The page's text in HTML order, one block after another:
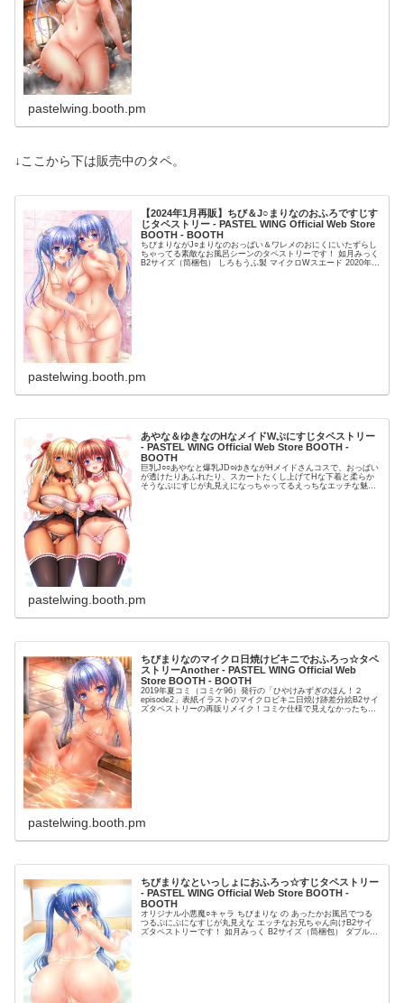
pastelwing.booth.pm
↓ここから下は販売中のタペ。
【2024年1月再販】ちび＆J○まりなのおふろですじす
じタペストリー - PASTEL WING Official Web Store
BOOTH - BOOTH
ちびまりながJ○まりなのおっぱい＆ワレメのおにくにいたずらし
ちゃってる素敵なお風呂シーンのタペストリーです！ 如月みっく
B2サイズ（筒梱包） しろもうふ製 マイクロWスエード 2020年
pastelwing.booth.pm
あやな＆ゆきなのHなメイドWぷにすじタペストリー
- PASTEL WING Official Web Store BOOTH -
BOOTH
巨乳J○○あやなと爆乳JD○ゆきながHメイドさんコスで、おっぱい
が透けたりあふれたり、スカートたくし上げてHな下着と柔らか
そうなぷにすじが丸見えになっちゃってるえっちなエッチな魅惑
pastelwing.booth.pm
ちびまりなのマイクロ日焼けビキニでおふろっ☆タペ
ストリーAnother - PASTEL WING Official Web
Store BOOTH - BOOTH
2019年夏コミ（コミケ96）発行の「ひやけみずぎのほん！２
episode2」表紙イラストのマイクロビキニ日焼け跡差分絵B2サイ
ズタペストリーの再販リメイク！コミケ仕様で見えなかったちび
pastelwing.booth.pm
ちびまりなといっしょにおふろっ☆すじタペストリー
- PASTEL WING Official Web Store BOOTH -
BOOTH
オリジナル小悪魔○キャラ ちびまりな の あったかお風呂でつる
つるぷにぷになすじが丸見えな エッチなお兄ちゃん向けB2サイ
ズタペストリーです！ 如月みっく B2サイズ（筒梱包） ダブルス